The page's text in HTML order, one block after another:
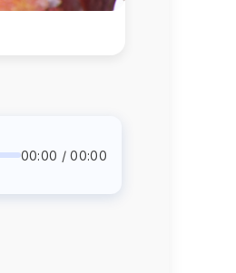
00:00 / 00:00